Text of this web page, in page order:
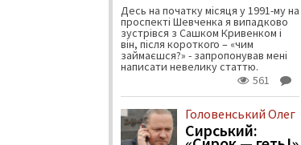
Десь на початку місяця у 1991-му на
проспекті Шевченка я випадково
зустрівся з Сашком Кривенком і
він, після короткого – «чим
займаєшся?» - запропонував мені
написати невелику статтю.
561
Головенський Олег
Сирський: